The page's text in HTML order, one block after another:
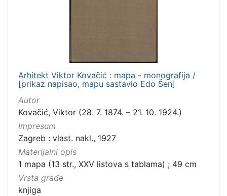
Arhitekt Viktor Kovačić : mapa - monografija /
[prikaz napisao, mapu sastavio Edo Šen]
Autor
Kovačić, Viktor (28. 7. 1874. – 21. 10. 1924.)
Impresum
Zagreb : vlast. nakl., 1927
Materijalni opis
1 mapa (13 str., XXV listova s tablama) ; 49 cm
Vrsta građe
knjiga